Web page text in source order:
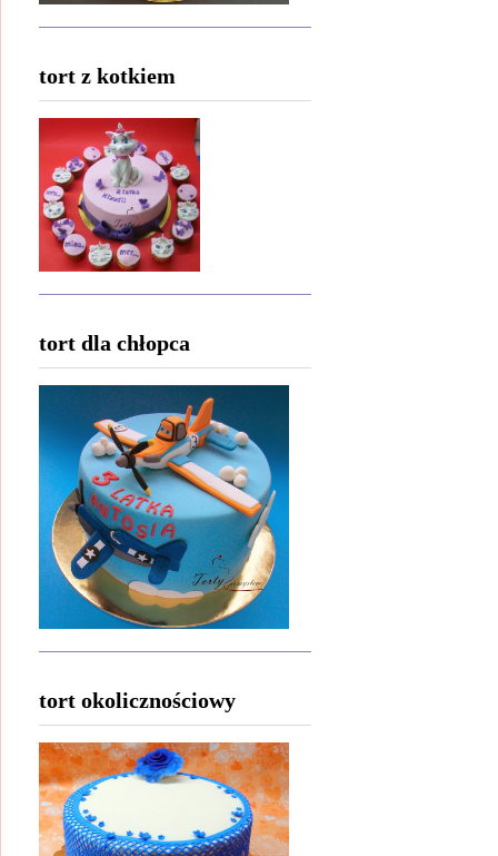
tort z kotkiem
tort dla chłopca
tort okolicznościowy